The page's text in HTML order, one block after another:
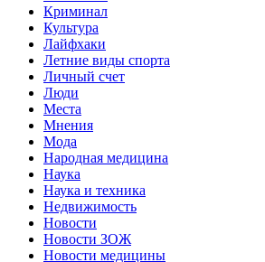
Криминал
Культура
Лайфхаки
Летние виды спорта
Личный счет
Люди
Места
Мнения
Мода
Народная медицина
Наука
Наука и техника
Недвижимость
Новости
Новости ЗОЖ
Новости медицины